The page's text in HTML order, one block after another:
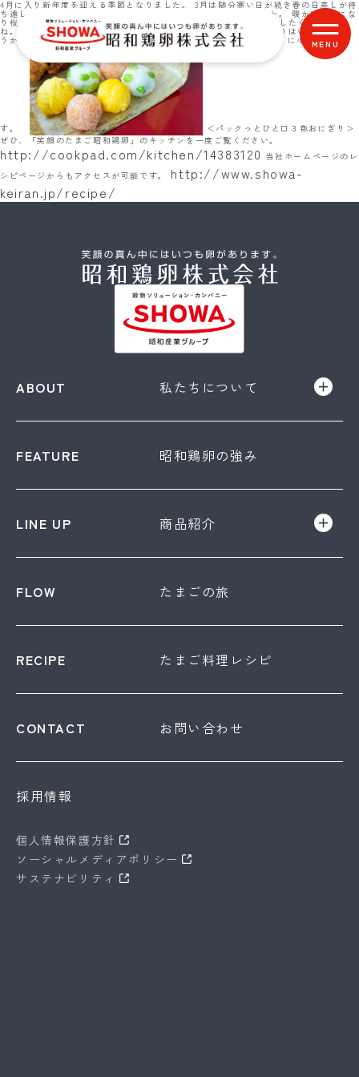
4月に入り新年度を迎える季節となりました。 3月は随分寒い日が続き春の日差しが待
ち遠しく、また桜の開花も心待ちの方も多いのではないでしょうか。 暖かい季節にな
り桜も咲き誇り、心地よい春風に誘われてお弁当をもってお花見をしたくなります
ね。皆で楽しくおしゃべりをしながら、パクっと食べられるおにぎりはいかがでしょ
うか。 花より団子（ここでは三色おにぎりですが (o^―^o)ﾆｺ ）に心が動きま
す。
＜パックっとひと口３色おにぎり＞
ぜひ、「笑顔のたまご昭和鶏卵」のキッチンを一度ご覧ください。
http://cookpad.com/kitchen/14383120 当社ホームページのレ
シピページからもアクセスが可能です。 http://www.showa-
keiran.jp/recipe/
私たちについて
昭和鶏卵の強み
商品紹介
たまごの旅
たまご料理レシピ
お問い合わせ
採用情報
個人情報保護方針
ソーシャルメディアポリシー
サステナビリティ